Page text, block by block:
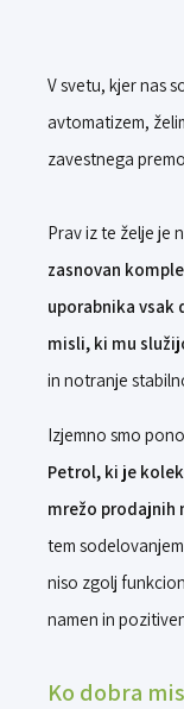
V svetu, kjer nas
avtomatizem,
zavestnega
Prav iz te želje je
zasnovan
uporabnika vsak
misli, ki mu
in notranje
Izjemno smo
Petrol, ki je
mrežo prodajnih
tem
niso zgolj
namen in
Ko dobra